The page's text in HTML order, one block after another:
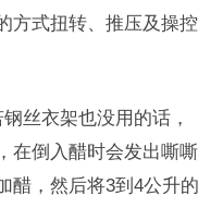
方式扭转、推压及操控
衣架也没用的话，
在倒入醋时会发出嘶嘶
醋，然后将3到4公升的